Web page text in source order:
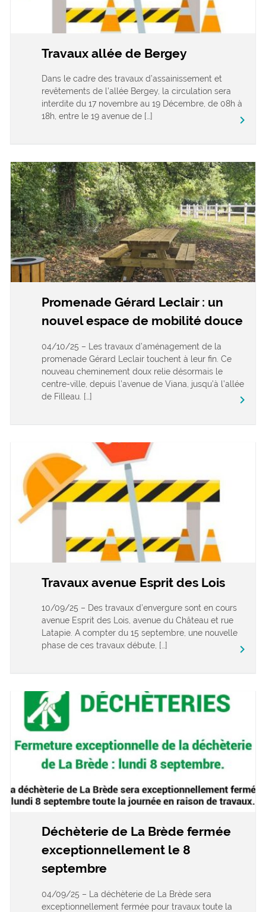
Travaux allée de Bergey
Dans le cadre des travaux d’assainissement et
revêtements de l’allée Bergey, la circulation sera
interdite du 17 novembre au 19 Décembre, de 08h à
18h, entre le 19 avenue de […]
keyboard_arrow_right
Promenade Gérard Leclair : un
nouvel espace de mobilité douce
04/10/25 – Les travaux d’aménagement de la
promenade Gérard Leclair touchent à leur fin. Ce
nouveau cheminement doux relie désormais le
centre-ville, depuis l’avenue de Viana, jusqu’à l’allée
de Filleau. […]
keyboard_arrow_right
Travaux avenue Esprit des Lois
10/09/25 – Des travaux d’envergure sont en cours
avenue Esprit des Lois, avenue du Château et rue
Latapie. A compter du 15 septembre, une nouvelle
phase de ces travaux débute, […]
keyboard_arrow_right
Déchèterie de La Brède fermée
exceptionnellement le 8
septembre
04/09/25 – La déchèterie de La Brède sera
exceptionnellement fermée pour travaux toute la